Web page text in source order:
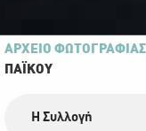
ΑΡΧΕΙΟ ΦΩΤΟΓΡΑΦΙΑΣ
ΠΑΪ́ΚΟΥ
Η Συλλογή